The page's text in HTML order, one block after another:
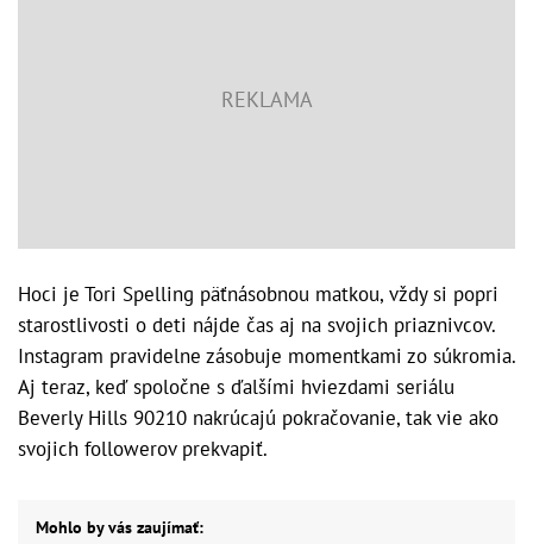
Hoci je Tori Spelling päťnásobnou matkou, vždy si popri
starostlivosti o deti nájde čas aj na svojich priaznivcov.
Instagram pravidelne zásobuje momentkami zo súkromia.
Aj teraz, keď spoločne s ďalšími hviezdami seriálu
Beverly Hills 90210 nakrúcajú pokračovanie, tak vie ako
svojich followerov prekvapiť.
Mohlo by vás zaujímať: